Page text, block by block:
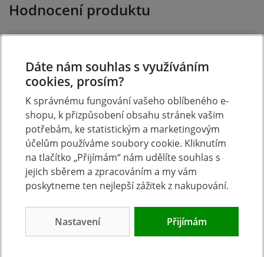
Hodnocení produktu
dalším nakupujícím.
Hodnoťte.
Přidat vlastní hodnocení
Dáte nám souhlas s využíváním
cookies, prosím?
K správnému fungování vašeho oblíbeného e-
shopu, k přizpůsobení obsahu stránek vašim
potřebám, ke statistickým a marketingovým
účelům používáme soubory cookie. Kliknutím
na tlačítko „Přijímám“ nám udělíte souhlas s
jejich sběrem a zpracováním a my vám
poskytneme ten nejlepší zážitek z nakupování.
Nastavení Přijímám